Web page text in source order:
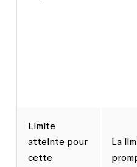
Limite
atteinte pour
cette
La